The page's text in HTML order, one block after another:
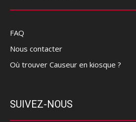
FAQ
Nous contacter
Où trouver Causeur en kiosque ?
SUIVEZ-NOUS